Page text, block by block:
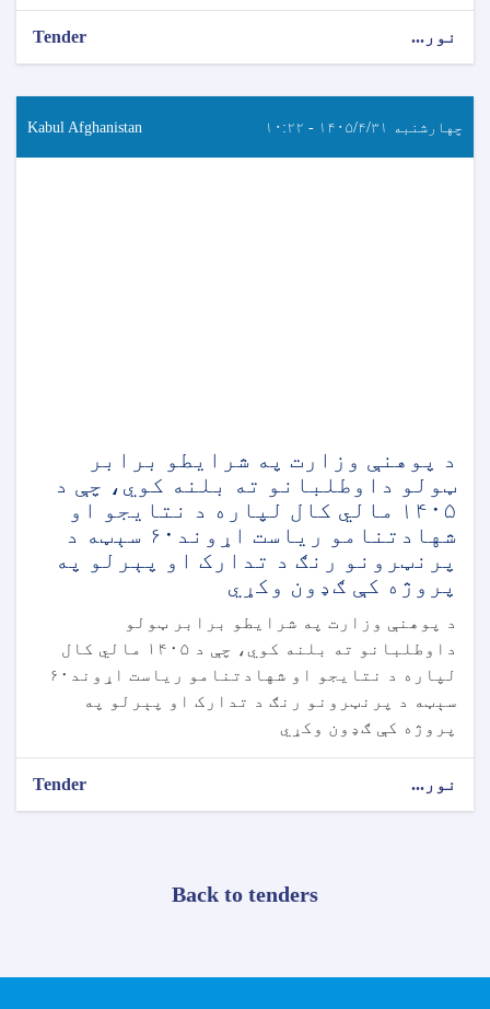
نور... Tender
چهارشنبه ۱۴۰۵/۴/۳۱ - ۱۰:۲۲ Kabul Afghanistan
د پوهنې وزارت په شرایطو برابر
ټولو داوطلبانو ته بلنه کوي، چې د
۱۴۰۵ مالي کال لپاره د نتایجو او
شهادتنامو ریاست اړوند۶۰ سېټه د
پرنټرونو رنګ د تدارک او پېرلو په
پروژه کې ګډون وکړي
د پوهنې وزارت په شرایطو برابر ټولو
داوطلبانو ته بلنه کوي، چې د ۱۴۰۵ مالي کال
لپاره د نتایجو او شهادتنامو ریاست اړوند۶۰
سېټه د پرنټرونو رنګ د تدارک او پېرلو په
پروژه کې ګډون وکړي
نور... Tender
Back to tenders